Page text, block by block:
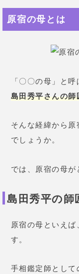
原宿の母とは
「〇〇の母」と
島田秀平さんの師
そんな経緯から
でしょうか。
では、原宿の母が
島田秀平の師
原宿の母といえ
す。
手相鑑定師として